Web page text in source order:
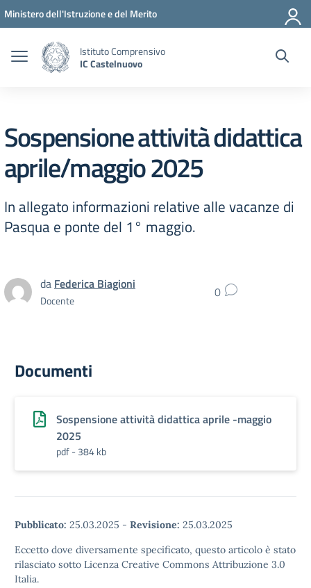
Vai ai contenuti
Vai al menu di navigazione
Vai al footer
Ministero dell'Istruzione e del Merito
Istituto Comprensivo
IC Castelnuovo
Sospensione attività didattica
aprile/maggio 2025
In allegato informazioni relative alle vacanze di
Pasqua e ponte del 1° maggio.
da Federica Biagioni
Docente 0
Documenti
Sospensione attività didattica aprile -maggio
2025
pdf - 384 kb
Pubblicato: 25.03.2025 - Revisione: 25.03.2025
Eccetto dove diversamente specificato, questo articolo è stato
rilasciato sotto Licenza Creative Commons Attribuzione 3.0
Italia.